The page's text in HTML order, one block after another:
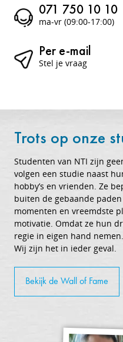
071 750 10 10
ma-vr (09:00-17:00)
Per e-mail
Stel je vraag
Trots op onze
Studenten van NTI zijn
volgen een studie naast
hobby’s en vrienden. Ze
buiten de gebaande
momenten en vreemdste
motivatie. Omdat ze hun
regie in eigen hand
Wij zijn het in ieder geval.
Bekijk de Wall of Fame